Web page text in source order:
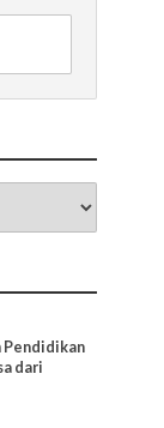
Pendidikan
dari